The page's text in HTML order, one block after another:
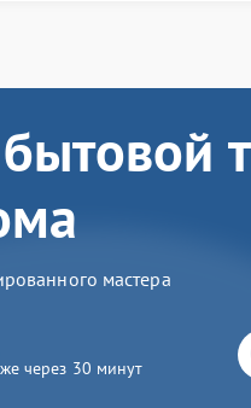
мастера
через 30 минут